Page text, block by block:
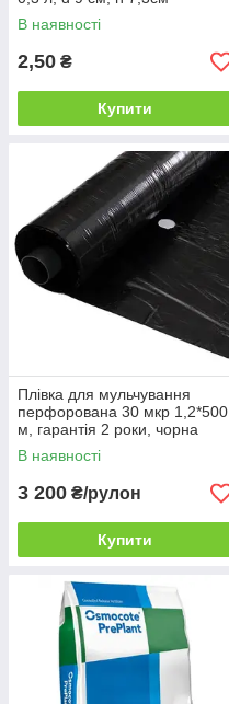
В наявності
2,50 ₴
Купити
Плівка для мульчування
перфорована 30 мкр 1,2*500
м, гарантія 2 роки, чорна
В наявності
3 200 ₴/рулон
Купити